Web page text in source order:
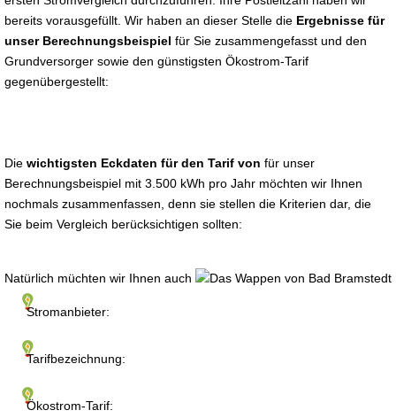
bereits vorausgefüllt. Wir haben an dieser Stelle die Ergebnisse für
unser Berechnungsbeispiel für Sie zusammengefasst und den
Grundversorger sowie den günstigsten Ökostrom-Tarif
gegenübergestellt:
Die wichtigsten Eckdaten für den Tarif von für unser
Berechnungsbeispiel mit 3.500 kWh pro Jahr möchten wir Ihnen
nochmals zusammenfassen, denn sie stellen die Kriterien dar, die
Sie beim Vergleich berücksichtigen sollten:
Stromanbieter:
Tarifbezeichnung:
Ökostrom-Tarif:
Natürlich müchten wir Ihnen auch